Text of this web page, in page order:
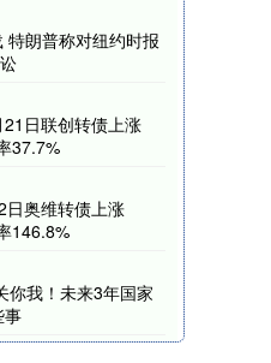
特朗普称对纽约时报
日联创转债上涨
37.7%
日奥维转债上涨
146.8%
你我！未来3年国家
事